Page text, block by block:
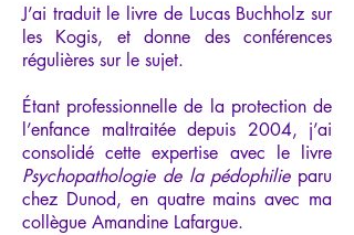
J’ai traduit le livre de Lucas Buchholz sur
les Kogis, et donne des conférences
régulières sur le sujet.
Étant professionnelle de la protection de
l’enfance maltraitée depuis 2004, j’ai
consolidé cette expertise avec le livre
Psychopathologie de la pédophilieparu
chez Dunod, en quatre mains avec ma
collègue Amandine Lafargue.